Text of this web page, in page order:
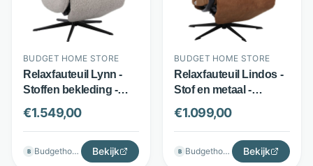
BUDGET HOME STORE
Relaxfauteuil Lynn -
Stoffen bekleding -
Elektrisch verstelbaar
met lift-up functie -
Creme - Budget Home
Store
€1.549,00
B Budgethomestore Bekijk
BUDGET HOME STORE
Relaxfauteuil Lindos -
Stof en metaal -
Draaibaar en
verstelbaar - Bruin -
Budget Home Store
€1.099,00
B Budgethomestore Bekijk